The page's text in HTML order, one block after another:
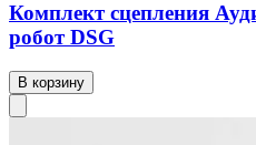
Комплект сцепления
робот DSG
В корзину